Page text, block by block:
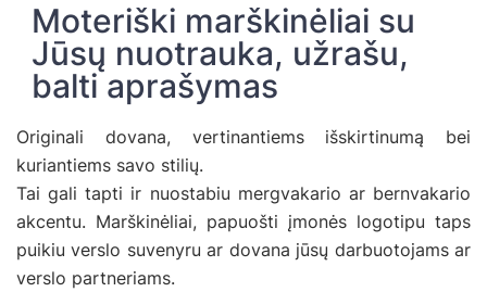
Moteriški marškinėliai su
Jūsų nuotrauka, užrašu,
balti aprašymas
Originali dovana, vertinantiems išskirtinumą bei
kuriantiems savo stilių.
Tai gali tapti ir nuostabiu mergvakario ar bernvakario
akcentu. Marškinėliai, papuošti įmonės logotipu taps
puikiu verslo suvenyru ar dovana jūsų darbuotojams ar
verslo partneriams.